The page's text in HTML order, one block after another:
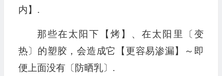
内】.
那些在太阳下【烤】、在太阳里〔变
热〕的塑胶，会造成它【更容易渗漏】～即
便上面没有〔防晒乳〕.